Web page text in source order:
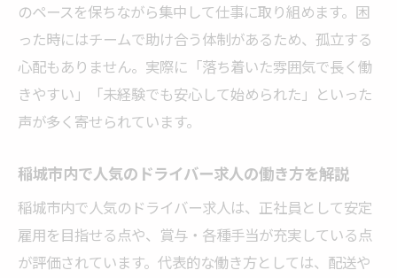
のペースを保ちながら集中して仕事に取り組めます。困
った時にはチームで助け合う体制があるため、孤立する
心配もありません。実際に「落ち着いた雰囲気で長く働
きやすい」「未経験でも安心して始められた」といった
声が多く寄せられています。
稲城市内で人気のドライバー求人の働き方を解説
稲城市内で人気のドライバー求人は、正社員として安定
雇用を目指せる点や、賞与・各種手当が充実している点
が評価されています。代表的な働き方としては、配送や